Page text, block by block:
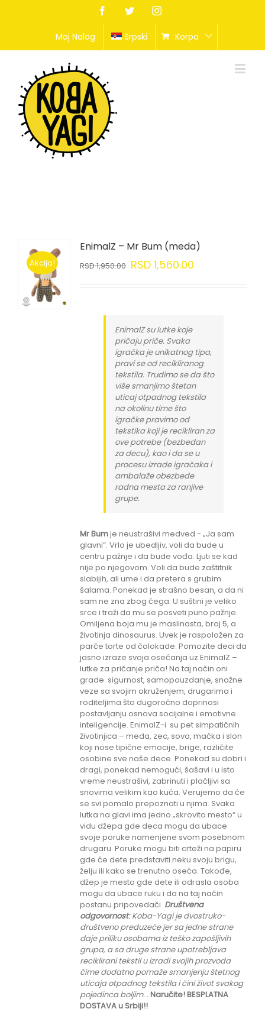
FacebookTwitterInstagram
Moj Nalog Srpski Korpa
Akcija!
EnimalZ – Mr Bum (meda)
RSD1,950.00 RSD1,560.00
EnimalZ su lutke koje
pričaju priče. Svaka
igračka je unikatnog tipa,
pravi se od recikliranog
tekstila. Trudimo se da što
više smanjimo štetan
uticaj otpadnog tekstila
na okolinu time što
igračke pravimo od
tekstika koji je recikliran za
ove potrebe (bezbedan
za decu), kao i da se u
procesu izrade igračaka i
ambalaže obezbede
radna mesta za ranjive
grupe.
Mr Bumje neustrašivi medved - „Ja sam
glavni“. Vrlo je ubedljiv, voli da bude u
centru pažnje i da bude vođa. Ljuti se kad
nije po njegovom. Voli da bude zaštitnik
slabijih, ali ume i da pretera s grubim
šalama. Ponekad je strašno besan, a da ni
sam ne zna zbog čega. U suštini je veliko
srce i traži da mu se posveti puno pažnje.
Omiljena boja mu je maslinasta, broj 5, a
životinja dinosaurus. Uvek je raspoložen za
parče torte od čolokade. Pomozite deci da
jasno izraze svoja osećanja uz EnimalZ –
lutke za pričanje priča! Na taj način oni
grade sigurnost, samopouzdanje, snažne
veze sa svojim okruženjem, drugarima i
roditeljima što dugoročno doprinosi
postavljanju osnova socijalne i emotivne
inteligencije. EnimalZ-i su pet simpatičnih
životinjica – meda, zec, sova, mačka i slon
koji nose tipične emocije, brige, različite
osobine sve naše dece. Ponekad su dobri i
dragi, ponekad nemogući, šašavi i u isto
vreme neustrašivi, zabrinuti i plačljivi sa
snovima velikim kao kuća. Verujemo da će
se svi pomalo prepoznati u njima. Svaka
lutka na glavi ima jedno „skrovito mesto“ u
vidu džepa gde deca mogu da ubace
svoje poruke namenjene svom posebnom
drugaru. Poruke mogu biti crteži na papiru
gde će dete predstaviti neku svoju brigu,
želju ili kako se trenutno oseća. Takođe,
džep je mesto gde dete ili odrasla osoba
mogu da ubace ruku i da na taj način
postanu pripovedači. Društvena
odgovornost: Koba-Yagi je dvostruko-
društveno preduzeće jer sa jedne strane
daje prilikuosobama iz teško zapošljivih
grupa, a sa druge strane upotrebljava
reciklirani tekstil u izradi svojih prozvoda
čime dodatno pomaže smanjenju štetnog
uticaja otpadnog tekstila i čini život svakog
pojedinca boljim..Naručite! BESPLATNA
DOSTAVA u Srbiji!!